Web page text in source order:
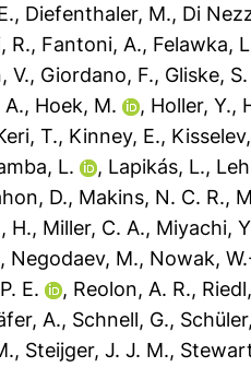
, Diefenthaler, M., Di
R., Fantoni, A., Felawka,
V., Giordano, F., Gliske, S.
, Hoek, M. , Holler, Y.,
T., Kinney, E.,
L. , Lapikás, L.,
D., Makins, N. C. R.,
H., Miller, C. A., Miyachi,
, Negodaev, M., Nowak,
E. , Reolon, A. R.,
A., Schnell, G.,
, Steijger, J. J. M.,